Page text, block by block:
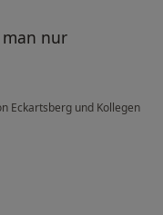
man nur
Eckartsberg und Kollegen